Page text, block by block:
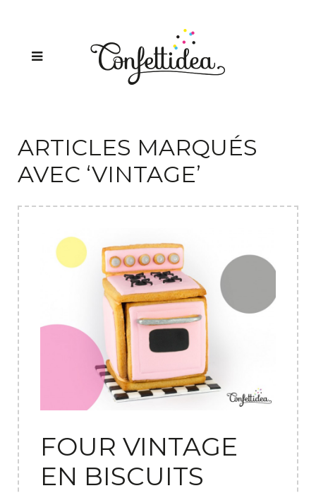
ARTICLES MARQUÉS
AVEC ‘VINTAGE’
FOUR VINTAGE
EN BISCUITS